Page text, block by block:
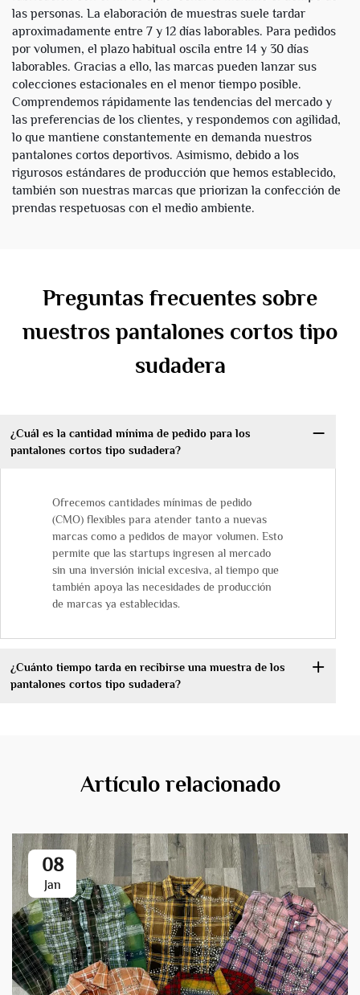
las personas. La elaboración de muestras suele tardar
aproximadamente entre 7 y 12 días laborables. Para pedidos
por volumen, el plazo habitual oscila entre 14 y 30 días
laborables. Gracias a ello, las marcas pueden lanzar sus
colecciones estacionales en el menor tiempo posible.
Comprendemos rápidamente las tendencias del mercado y
las preferencias de los clientes, y respondemos con agilidad,
lo que mantiene constantemente en demanda nuestros
pantalones cortos deportivos. Asimismo, debido a los
rigurosos estándares de producción que hemos establecido,
también son nuestras marcas que priorizan la confección de
prendas respetuosas con el medio ambiente.
Preguntas frecuentes sobre
nuestros pantalones cortos tipo
sudadera
¿Cuál es la cantidad mínima de pedido para los
pantalones cortos tipo sudadera?
Ofrecemos cantidades mínimas de pedido
(CMO) flexibles para atender tanto a nuevas
marcas como a pedidos de mayor volumen. Esto
permite que las startups ingresen al mercado
sin una inversión inicial excesiva, al tiempo que
también apoya las necesidades de producción
de marcas ya establecidas.
¿Cuánto tiempo tarda en recibirse una muestra de los
pantalones cortos tipo sudadera?
Artículo relacionado
08
Jan